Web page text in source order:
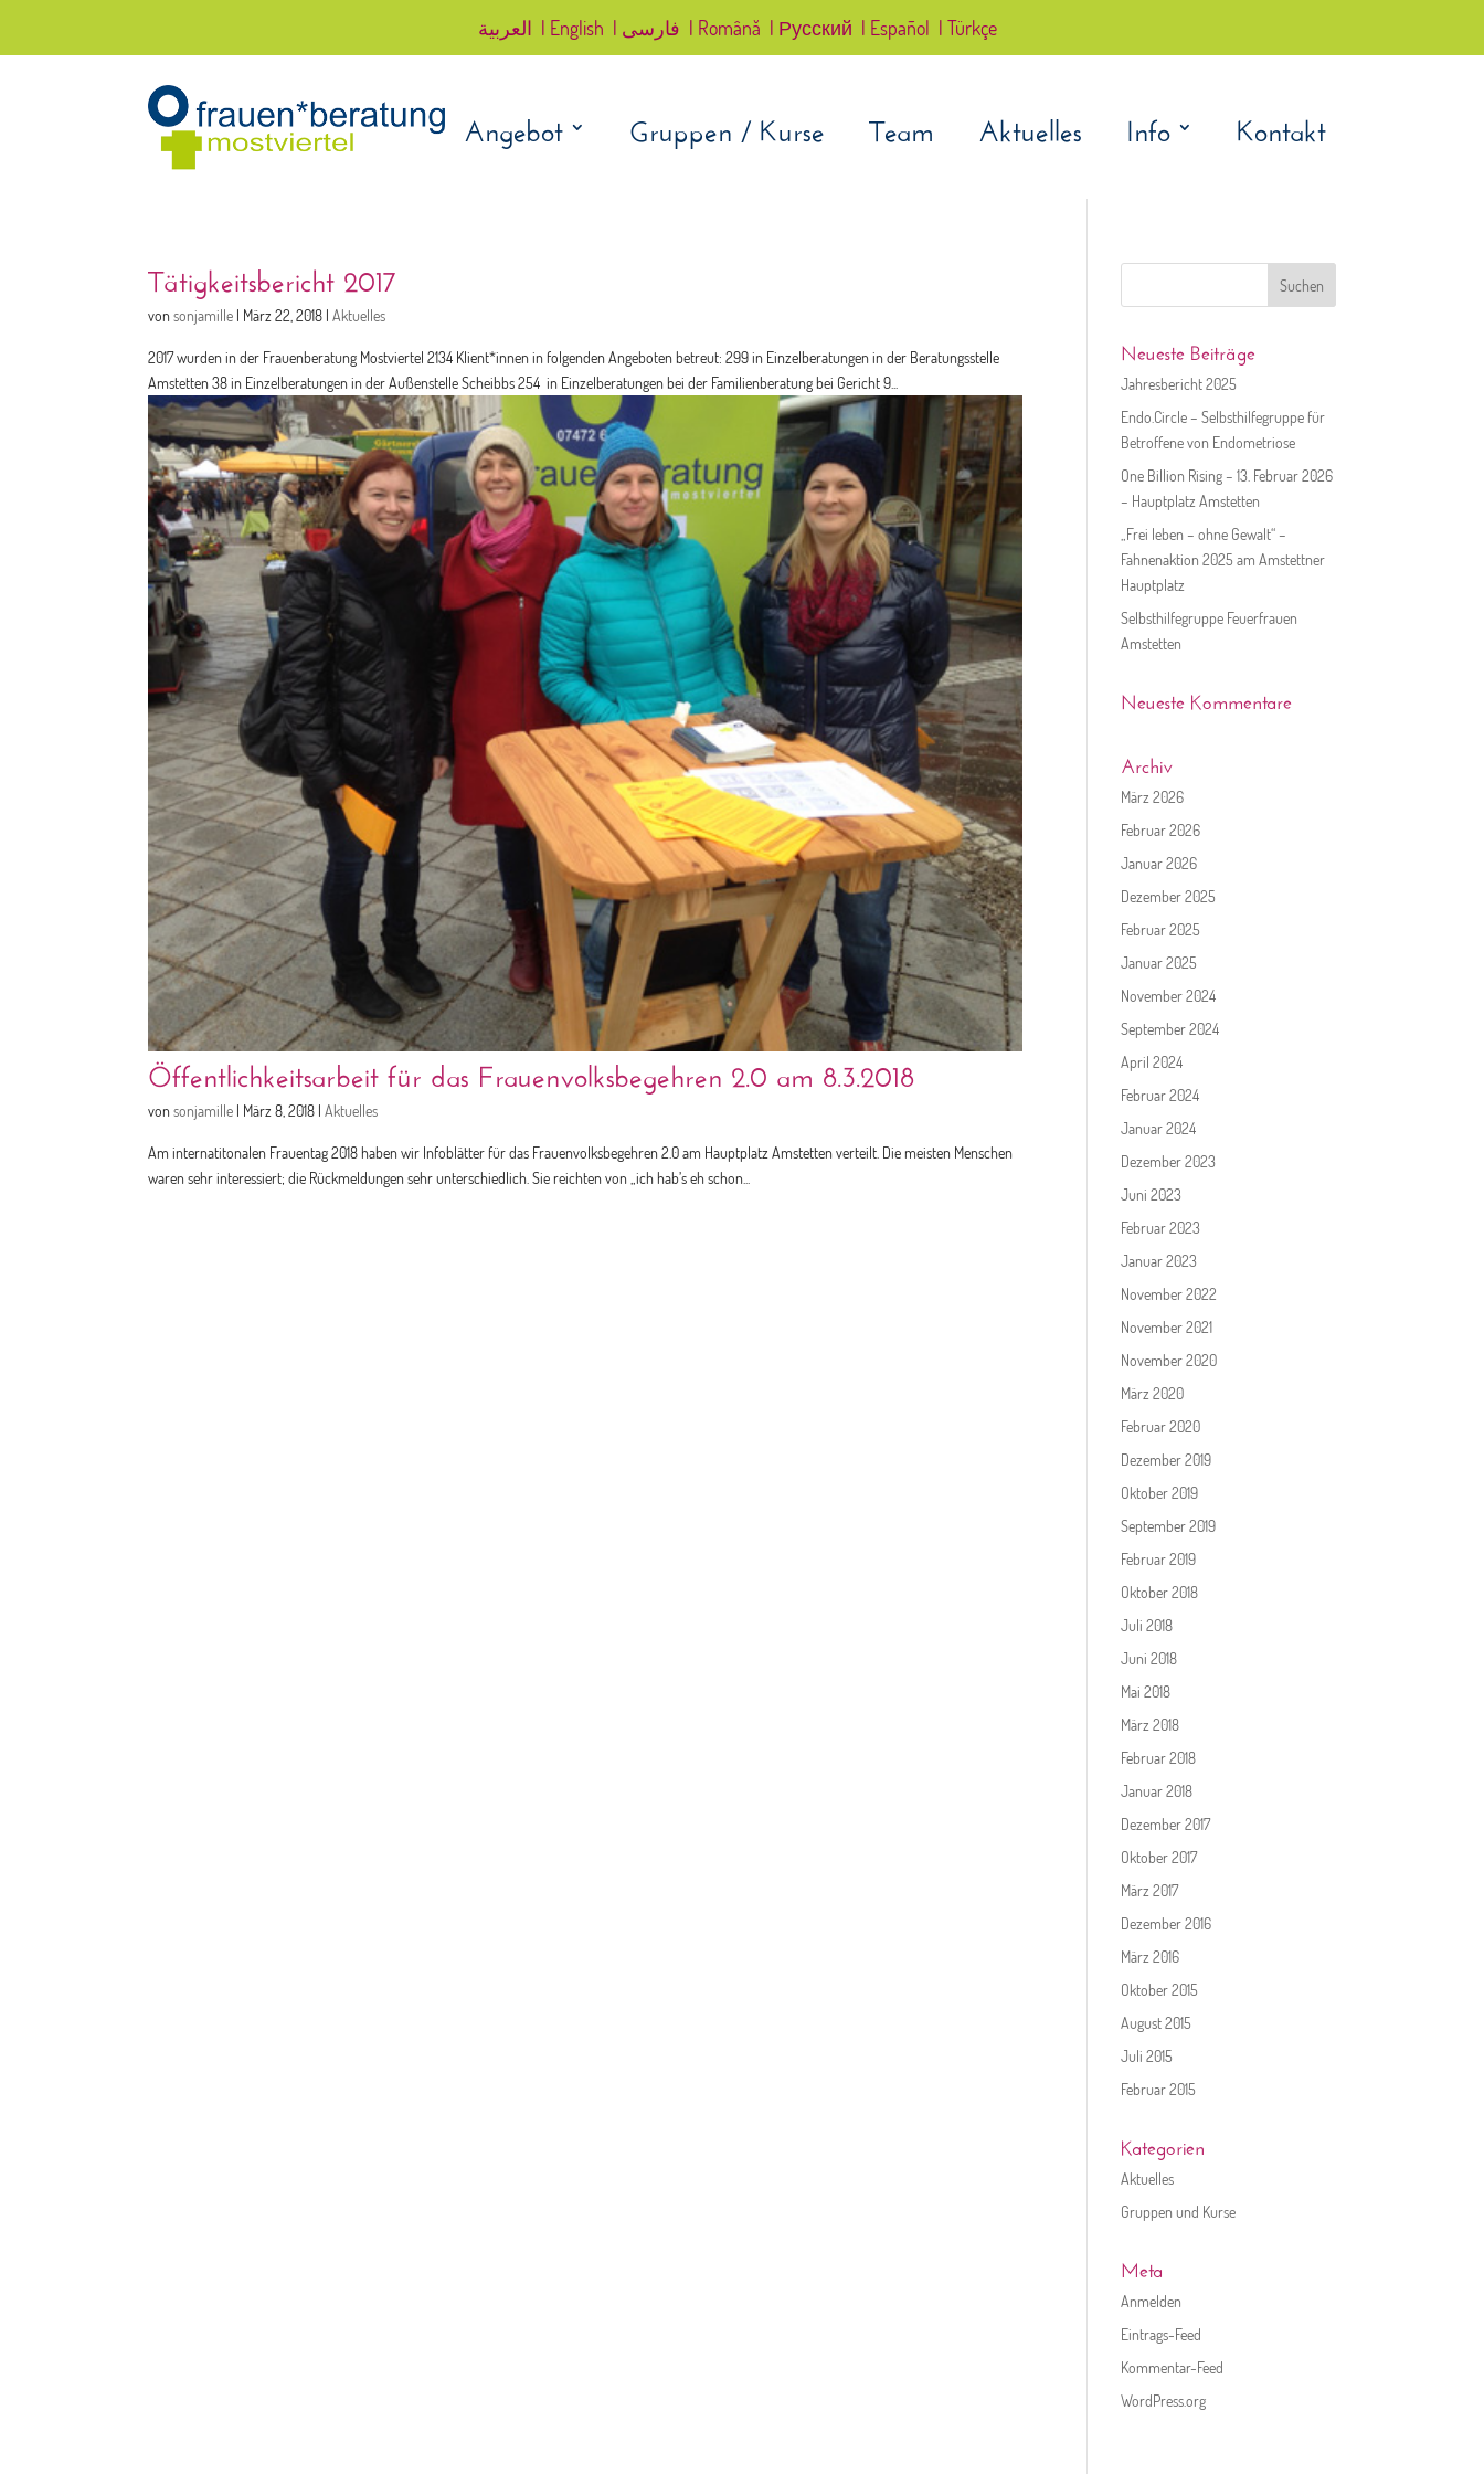
العربية | English | فارسی | Română | Русский | Español | Türkçe
Angebot Gruppen / Kurse Team Aktuelles Info Kontakt
Tätigkeitsbericht 2017
vonsonjamille | März 22, 2018 |Aktuelles
2017 wurden in der Frauenberatung Mostviertel 2134 Klient*innen in folgenden Angeboten betreut: 299 in Einzelberatungen in der Beratungsstelle
Amstetten 38 in Einzelberatungen in der Außenstelle Scheibbs 254 in Einzelberatungen bei der Familienberatung bei Gericht 9...
Öffentlichkeitsarbeit für das Frauenvolksbegehren 2.0 am 8.3.2018
vonsonjamille | März 8, 2018 |Aktuelles
Am internatitonalen Frauentag 2018 haben wir Infoblätter für das Frauenvolksbegehren 2.0 am Hauptplatz Amstetten verteilt. Die meisten Menschen
waren sehr interessiert; die Rückmeldungen sehr unterschiedlich. Sie reichten von „ich hab’s eh schon...
Neueste Beiträge
Jahresbericht 2025
Endo.Circle – Selbsthilfegruppe für
Betroffene von Endometriose
One Billion Rising – 13. Februar 2026
– Hauptplatz Amstetten
„Frei leben – ohne Gewalt“ –
Fahnenaktion 2025 am Amstettner
Hauptplatz
Selbsthilfegruppe Feuerfrauen
Amstetten
Neueste Kommentare
Archiv
März 2026
Februar 2026
Januar 2026
Dezember 2025
Februar 2025
Januar 2025
November 2024
September 2024
April 2024
Februar 2024
Januar 2024
Dezember 2023
Juni 2023
Februar 2023
Januar 2023
November 2022
November 2021
November 2020
März 2020
Februar 2020
Dezember 2019
Oktober 2019
September 2019
Februar 2019
Oktober 2018
Juli 2018
Juni 2018
Mai 2018
März 2018
Februar 2018
Januar 2018
Dezember 2017
Oktober 2017
März 2017
Dezember 2016
März 2016
Oktober 2015
August 2015
Juli 2015
Februar 2015
Kategorien
Aktuelles
Gruppen und Kurse
Meta
Anmelden
Eintrags-Feed
Kommentar-Feed
WordPress.org